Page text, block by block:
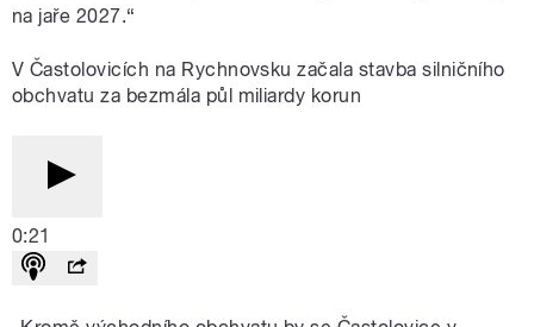
na jaře 2027.“
V Častolovicích na Rychnovsku začala stavba silničního
obchvatu za bezmála půl miliardy korun
0:21